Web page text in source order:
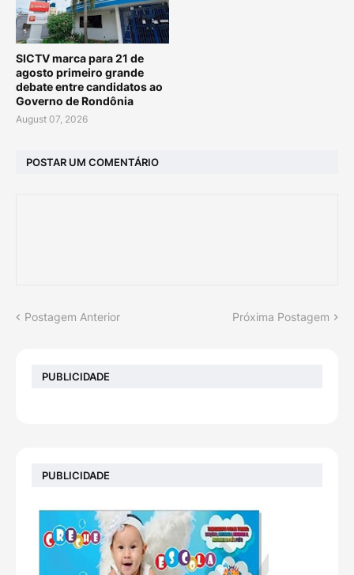
SICTV marca para 21 de
agosto primeiro grande
debate entre candidatos ao
Governo de Rondônia
August 07, 2026
POSTAR UM COMENTÁRIO
Postagem Anterior Próxima Postagem
PUBLICIDADE
PUBLICIDADE